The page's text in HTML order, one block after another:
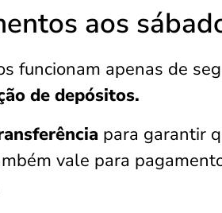
aos
funcionam apenas de
de depósitos.
para garantir
vale para